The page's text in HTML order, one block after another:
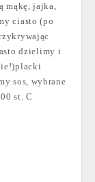
mąkę, jajka,
ciasto (po
dzielimy i
sos, wybrane
st. C